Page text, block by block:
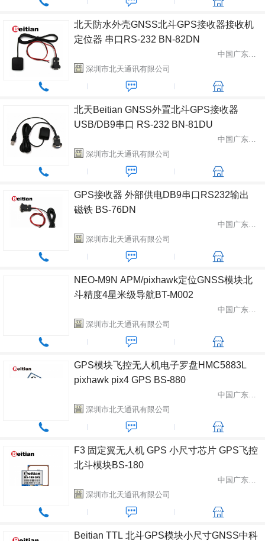
北天防水外壳GNSS北斗GPS接收器接收机
定位器 串口RS-232 BN-82DN
中国广东省深圳市
深圳市北天通讯有限公司
北天Beitian GNSS外置北斗GPS接收器
USB/DB9串口 RS-232 BN-81DU
中国广东省深圳市
深圳市北天通讯有限公司
GPS接收器 外部供电DB9串口RS232输出
磁铁 BS-76DN
中国广东省深圳市
深圳市北天通讯有限公司
NEO-M9N APM/pixhawk定位GNSS模块北
斗精度4星米级导航BT-M002
中国广东省深圳市
深圳市北天通讯有限公司
GPS模块飞控无人机电子罗盘HMC5883L
pixhawk pix4 GPS BS-880
中国广东省深圳市
深圳市北天通讯有限公司
F3 固定翼无人机 GPS 小尺寸芯片 GPS飞控
北斗模块BS-180
中国广东省深圳市
深圳市北天通讯有限公司
Beitian TTL 北斗GPS模块小尺寸GNSS中科